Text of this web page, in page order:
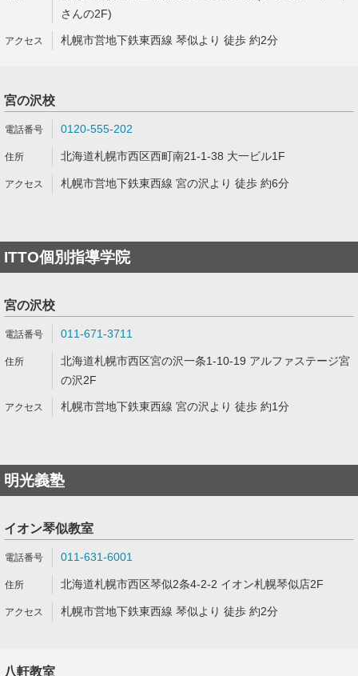
さんの2F)
札幌市営地下鉄東西線 琴似より 徒歩 約2分
宮の沢校
0120-555-202
北海道札幌市西区西町南21-1-38 大一ビル1F
札幌市営地下鉄東西線 宮の沢より 徒歩 約6分
ITTO個別指導学院
宮の沢校
011-671-3711
北海道札幌市西区宮の沢一条1-10-19 アルファステージ宮
の沢2F
札幌市営地下鉄東西線 宮の沢より 徒歩 約1分
明光義塾
イオン琴似教室
011-631-6001
北海道札幌市西区琴似2条4-2-2 イオン札幌琴似店2F
札幌市営地下鉄東西線 琴似より 徒歩 約2分
八軒教室